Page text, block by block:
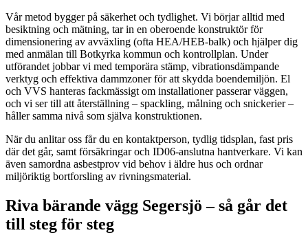
Vår metod bygger på säkerhet och tydlighet. Vi börjar alltid med
besiktning och mätning, tar in en oberoende konstruktör för
dimensionering av avväxling (ofta HEA/HEB-balk) och hjälper dig
med anmälan till Botkyrka kommun och kontrollplan. Under
utförandet jobbar vi med temporära stämp, vibrationsdämpande
verktyg och effektiva dammzoner för att skydda boendemiljön. El
och VVS hanteras fackmässigt om installationer passerar väggen,
och vi ser till att återställning – spackling, målning och snickerier –
håller samma nivå som själva konstruktionen.
När du anlitar oss får du en kontaktperson, tydlig tidsplan, fast pris
där det går, samt försäkringar och ID06-anslutna hantverkare. Vi kan
även samordna asbestprov vid behov i äldre hus och ordnar
miljöriktig bortforsling av rivningsmaterial.
Riva bärande vägg Segersjö – så går det
till steg för steg